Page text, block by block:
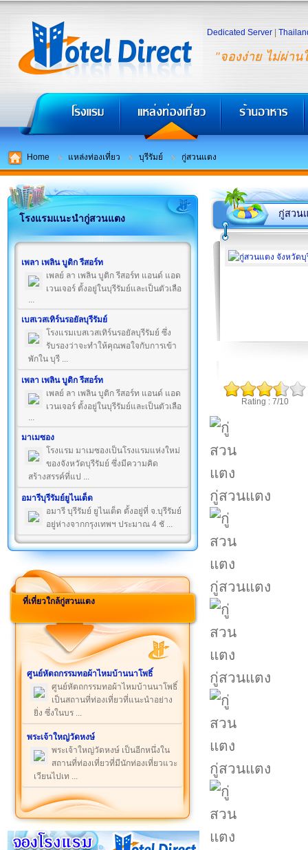
"จองง่าย ไม่ผ่าน
Dedicated Server
Home แหล่งท่องเที่ยว บุรีรัมย์ กู่สวนแตง
โรงแรมแนะนำกู่สวนแตง
เพลา เพลิน บูติก รีสอร์ท
เพลย์ ลา เพลิน บูติก รีสอร์ท แอนด์ แอด
เวนเจอร์ ตั้งอยู่ในบุรีรัมย์และเป็นตัวเลือ
...
เบสเวสเทิร์นรอยัลบุรีรัมย์
โรงแรมเบสเวสเทิร์นรอยัลบุรีรัมย์ ซึ่ง
รับรองว่าจะทำให้คุณพอใจกับการเข้า
พักใน บุรี ...
เพลา เพลิน บูติก รีสอร์ท
เพลย์ ลา เพลิน บูติก รีสอร์ท แอนด์ แอด
เวนเจอร์ ตั้งอยู่ในบุรีรัมย์และเป็นตัวเลือ
...
มาเมซอง
โรงแรม มาเมซองเป็นโรงแรมแห่งใหม่
ของจังหวัดบุรีรัมย์ ซึ่งมีความคิด
สร้างสรรค์ที่แป ...
อมารีบุรีรัมย์ยูไนเต็ด
อมารี บุรีรัมย์ ยูไนเต็ด ตั้งอยู่ที่ จ.บุรีรัมย์
อยู่ห่างจากกรุงเทพฯ ประมาณ 4 ชั ...
ที่เที่ยวใกล้กู่สวนแตง
ศูนย์หัตถกรรมทอผ้าไหมบ้านนาโพธิ์
ศูนย์หัตถกรรมทอผ้าไหมบ้านนาโพธิ์
เป็นสถานที่ท่องเที่ยวที่แนะนำอย่าง
ยิ่ง ซึ่งในบร ...
พระเจ้าใหญ่วัดหงษ์
พระเจ้าใหญ่วัดหงษ์ เป็นอีกหนึ่งใน
สถานที่ท่องเที่ยวที่มีนักท่องเที่ยวแวะ
เวียนไปเท ...
กู่สวน
Rating : 7/10
กู่สวนแตง
กู่สวนแตง
กู่สวนแตง
กู่สวนแตง